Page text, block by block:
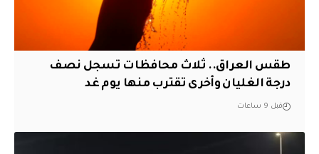
طقس العراق.. ثلاث محافظات تسجل نصف
درجة الغليان وأخرى تقترب منها يوم غد
قبل 9 ساعات